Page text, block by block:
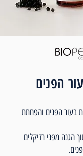
הפנים
בעור הפנים והפחתת
הגנה מפני רדיקלים